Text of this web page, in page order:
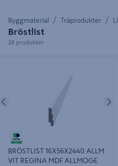
Byggmaterial Träprodukter
Bröstlist
28 produkter
BRÖSTLIST 16X56X2440 ALLM
VIT REGINA MDF ALLMOGE